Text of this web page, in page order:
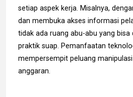
setiap aspek kerja. Misalnya,
dan membuka akses informasi
tidak ada ruang abu-abu yang
praktik suap. Pemanfaatan
mempersempit peluang
anggaran.